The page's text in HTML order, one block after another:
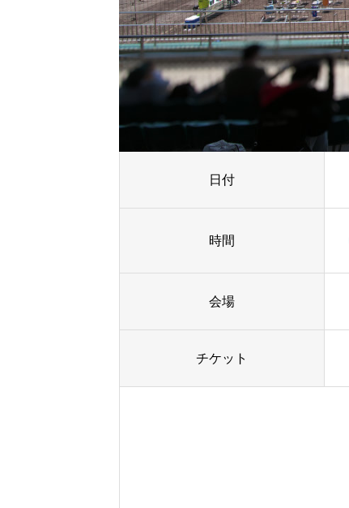
日付
時間
会場
チケット